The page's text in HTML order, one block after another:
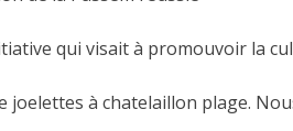
qui visait à promouvoir la
à chatelaillon plage.